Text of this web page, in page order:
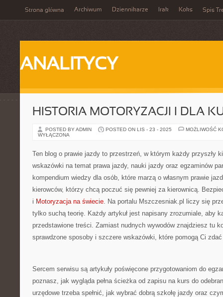
Strona główna Archiwum Dziennikarze Irak Koks Spis
ANALITYCY
HISTORIA MOTORYZACJI I DLA
POSTED BY ADMIN POSTED ON LIS - 23 - 2025
MOŻLIWOŚĆ
WYŁĄCZONA
Ten blog o prawie jazdy to przestrzeń, w którym każdy przyszły
wskazówki na temat prawa jazdy, nauki jazdy oraz egzaminów
kompendium wiedzy dla osób, które marzą o własnym prawie
kierowców, którzy chcą poczuć się pewniej za kierownicą.
i Motoryzacja na świecie. Na portalu Mszczesniak.pl liczy się
tylko suchą teorię. Każdy artykuł jest napisany zrozumiale, aby
przedstawione treści. Zamiast nudnych wywodów znajdziesz tu
sprawdzone sposoby i szczere wskazówki, które pomogą Ci
Sercem serwisu są artykuły poświęcone przygotowaniom do
poznasz, jak wygląda pełna ścieżka od zapisu na kurs do
urzędowe trzeba spełnić, jak wybrać dobrą szkołę jazdy oraz